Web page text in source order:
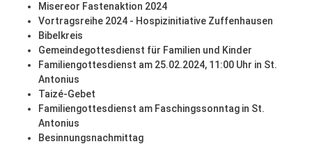
Misereor Fastenaktion 2024
Vortragsreihe 2024 - Hospizinitiative Zuffenhausen
Bibelkreis
Gemeindegottesdienst für Familien und Kinder
Familiengottesdienst am 25.02.2024, 11:00 Uhr in St.
Antonius
Taizé-Gebet
Familiengottesdienst am Faschingssonntag in St.
Antonius
Besinnungsnachmittag